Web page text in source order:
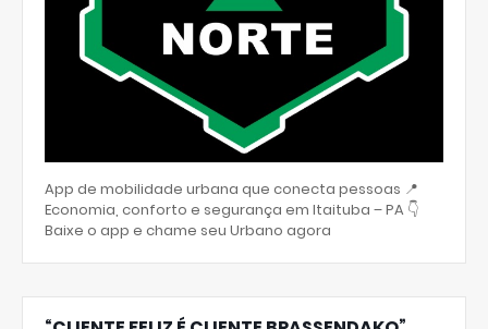
App de mobilidade urbana que conecta pessoas 📍
Economia, conforto e segurança em Itaituba – PA 👇
Baixe o app e chame seu Urbano agora